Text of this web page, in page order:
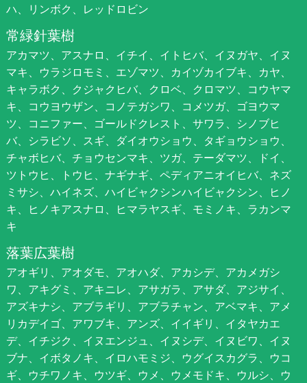
ハ、リンボク、レッドロビン
常緑針葉樹
アカマツ、アスナロ、イチイ、イトヒバ、イヌガヤ、イヌ
マキ、ウラジロモミ、エゾマツ、カイヅカイブキ、カヤ、
キャラボク、クジャクヒバ、クロベ、クロマツ、コウヤマ
キ、コウヨウザン、コノテガシワ、コメツガ、ゴヨウマ
ツ、コニファー、ゴールドクレスト、サワラ、シノブヒ
バ、シラビソ、スギ、ダイオウショウ、タギョウショウ、
チャボヒバ、チョウセンマキ、ツガ、テーダマツ、ドイ、
ツトウヒ、トウヒ、ナギナギ、ペディアニオイヒバ、ネズ
ミサシ、ハイネズ、ハイビャクシンハイビャクシン、ヒノ
キ、ヒノキアスナロ、ヒマラヤスギ、モミノキ、ラカンマ
キ
落葉広葉樹
アオギリ、アオダモ、アオハダ、アカシデ、アカメガシ
ワ、アキグミ、アキニレ、アサガラ、アサダ、アジサイ、
アズキナシ、アブラギリ、アブラチャン、アベマキ、アメ
リカデイゴ、アワブキ、アンズ、イイギリ、イタヤカエ
デ、イチジク、イヌエンジュ、イヌシデ、イヌビワ、イヌ
ブナ、イボタノキ、イロハモミジ、ウグイスカグラ、ウコ
ギ、ウチワノキ、ウツギ、ウメ、ウメモドキ、ウルシ、ウ